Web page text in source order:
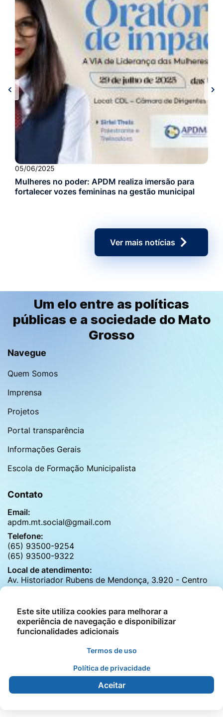
05/06/2025
Mulheres no poder: APDM realiza imersão para
fortalecer vozes femininas na gestão municipal
Ver mais notícias
Um elo entre as políticas
públicas e a sociedade do Mato
Grosso
Navegue
Quem Somos
Imprensa
Projetos
Portal transparência
Informações Gerais
Escola de Formação Municipalista
Contato
Email:
apdm.mt.social@gmail.com
Telefone:
(65) 93500-9254
(65) 93500-9322
Local de atendimento:
Av. Historiador Rubens de Mendonça, 3.920 - Centro
de segunda a sexta das 8h às 17h30h
©2026 - APDM - Associação Para Desenvolvimento
Social dos Municípios de MT - Todos os direitos
reservados
Este site utiliza cookies para melhorar a
experiência de navegação e disponibilizar
funcionalidades adicionais
Termos de uso
Política de privacidade
Aceitar